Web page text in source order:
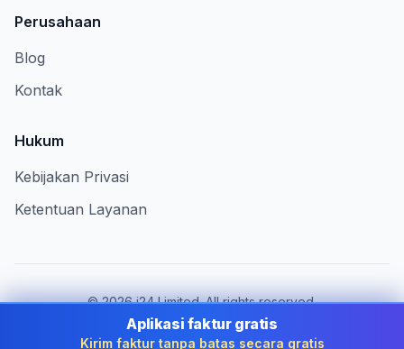
Perusahaan
Blog
Kontak
Hukum
Kebijakan Privasi
Ketentuan Layanan
©2026i24 Limited. All rights reserved.
Melayani bisnis di Indonesia
Aplikasi faktur gratis
Kirim faktur tanpa batas secara gratis